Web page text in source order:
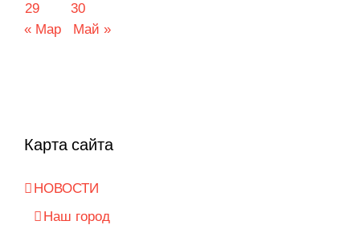
29
30
« Мар
Май »
Карта сайта
НОВОСТИ
Наш город